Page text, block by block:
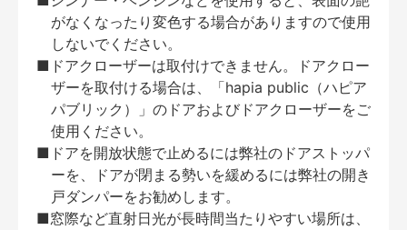
がなくなったり変色する場合がありますので使用
しないでください。
■ドアクローザーは取付けできません。ドアクロー
ザーを取付ける場合は、「hapia public（ハピア
パブリック）」のドアおよびドアクローザーをご
使用ください。
■ドアを開放状態で止めるには弊社のドアストッパ
ーを、ドアが閉まる勢いを緩めるには弊社の開き
戸ダンパーをお勧めします。
■窓際など直射日光が長時間当たりやすい場所は、